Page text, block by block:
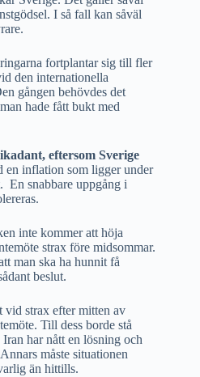
I så fall kan såväl
fortplantar sig till fler
den internationella
gången behövdes det
hade fått bukt med
eftersom Sverige
en inflation som ligger under
En snabbare uppgång i
inte kommer att höja
strax före midsommar.
man ska ha hunnit få
beslut.
vid strax efter mitten av
Till dess borde stå
har nått en lösning och
måste situationen
än hittills.